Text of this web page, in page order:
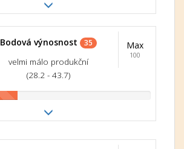
Bodová výnosnost 35
velmi málo produkční
(28.2 - 43.7)
Max
100